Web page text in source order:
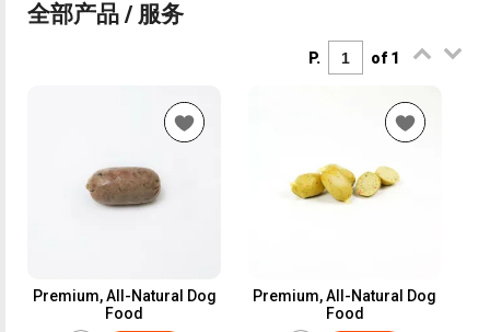
全部产品 / 服务
P. of 1
Premium, All-Natural Dog
Food
Premium, All-Natural Dog
Food